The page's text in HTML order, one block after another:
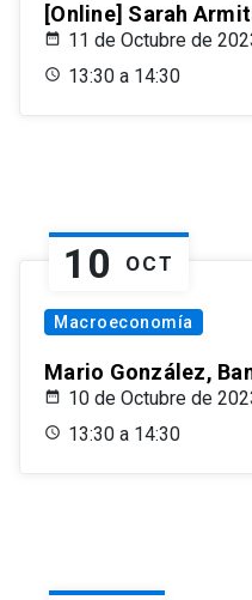
[Online] Sarah
11 de Octubre de
13:30 a 14:30
10 OCT
Macroeconomía
Mario González,
10 de Octubre de
13:30 a 14:30